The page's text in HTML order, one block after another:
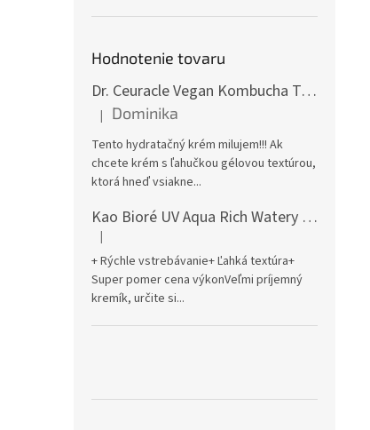
Hodnotenie tovaru
Dr. Ceuracle Vegan Kombucha Tea Gel Cream 75g
Hodnotenie produktu je 5 z 5 hviezdičiek.
| Dominika
Tento hydratačný krém milujem!!! Ak
chcete krém s ľahučkou gélovou textúrou,
ktorá hneď vsiakne...
Kao Bioré UV Aqua Rich Watery Essence Sunscreen SPF50+ PA++++ 70g
Hodnotenie produktu je 5 z 5 hviezdičiek.
|
+ Rýchle vstrebávanie+ Ľahká textúra+
Super pomer cena výkonVeľmi príjemný
kremík, určite si...